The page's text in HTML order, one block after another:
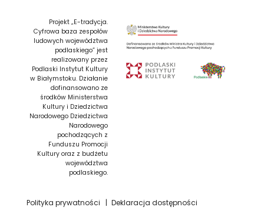
Projekt „E-tradycja.
Cyfrowa baza zespołów
ludowych województwa
podlaskiego” jest
realizowany przez
Podlaski Instytut Kultury
w Białymstoku. Działanie
dofinansowano ze
środków Ministerstwa
Kultury i Dziedzictwa
Narodowego Dziedzictwa
Narodowego
pochodzących z
Funduszu Promocji
Kultury oraz z budżetu
województwa
podlaskiego.
Polityka prywatności Deklaracja dostępności